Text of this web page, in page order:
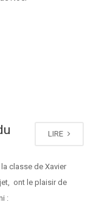
LIRE
classe de Xavier
ont le plaisir de
: